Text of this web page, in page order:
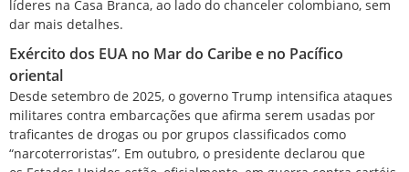
líderes na Casa Branca, ao lado do chanceler colombiano, sem
dar mais detalhes.
Exército dos EUA no Mar do Caribe e no Pacífico
oriental
Desde setembro de 2025, o governo Trump intensifica ataques
militares contra embarcações que afirma serem usadas por
traficantes de drogas ou por grupos classificados como
“narcoterroristas”. Em outubro, o presidente declarou que